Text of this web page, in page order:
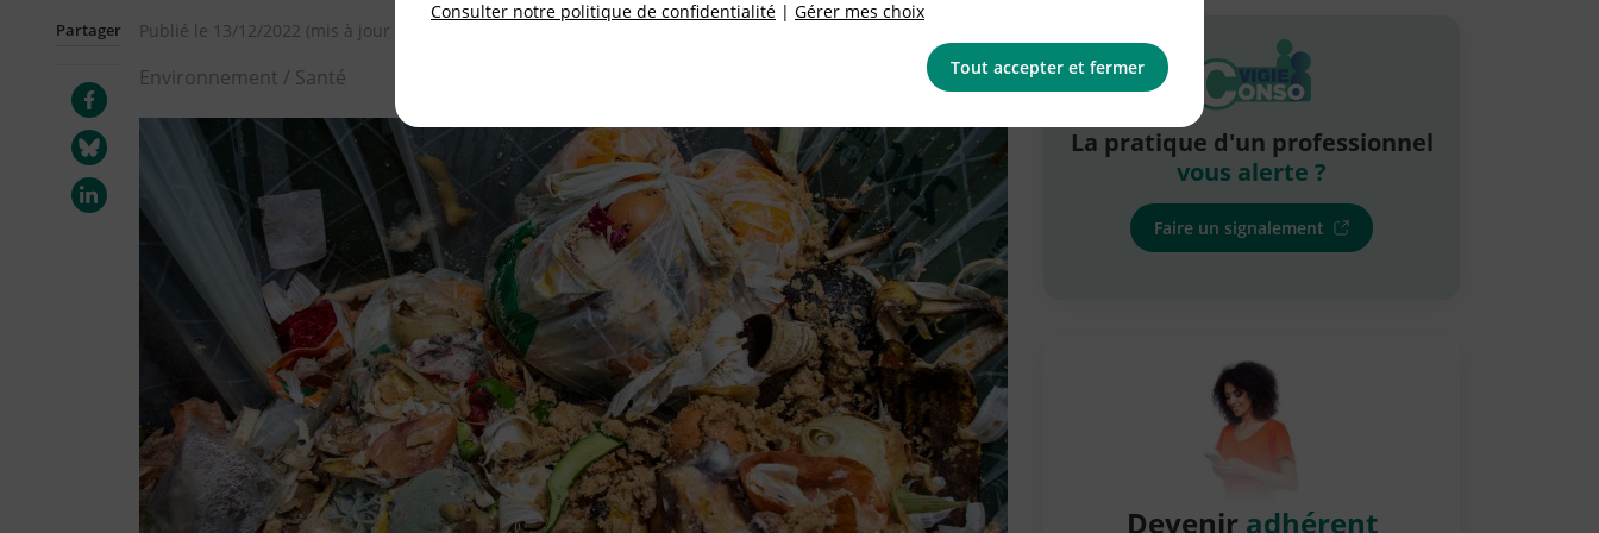
Publié le 13/12/2022 (mis à jour le
Environnement / Santé
Partager
La pratique d'un professionnel
vous alerte ?
Faire un signalement
Devenir adhérent
Consulter notre politique de confidentialité | Gérer mes choix
Tout accepter et fermer